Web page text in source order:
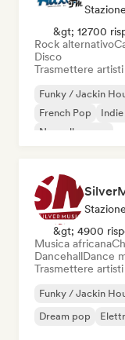
&gt; 12700
Rock alternativo
Disco
Trasmettere
Funky / Jackin
French Pop
Nouvelle scene
&gt; 4900
Musica africana
DancehallDance
Trasmettere
Funky / Jackin
Dream pop